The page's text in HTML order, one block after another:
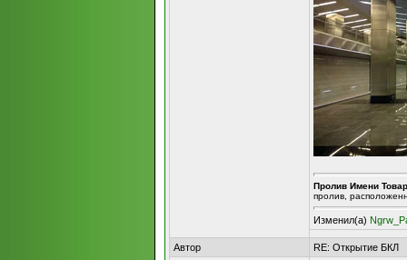
Пролив Имени
пролив,
Изменил(а)
Автор
RE: Открытие БКЛ